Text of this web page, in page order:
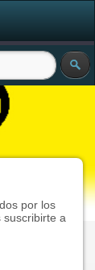
por los
suscribirte a